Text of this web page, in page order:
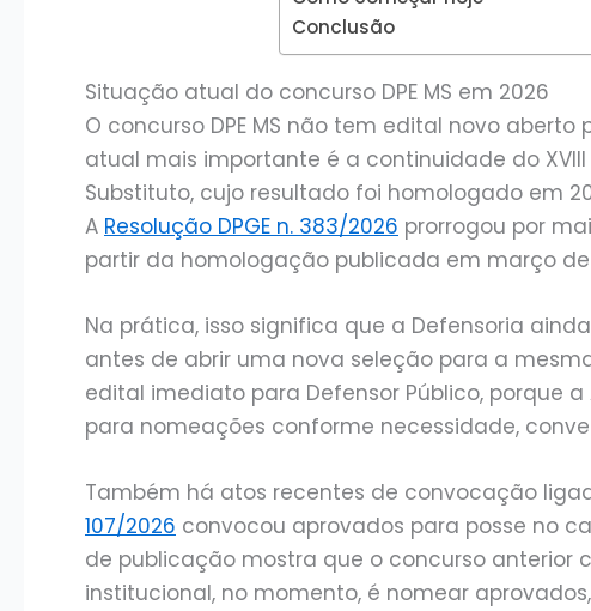
Conclusão
Situação atual do concurso DPE MS em 2026
O concurso DPE MS não tem edital novo
atual mais importante é a continuidade do
Substituto, cujo resultado foi homologado em
A Resolução DPGE n. 383/2026 prorrogou por
partir da homologação publicada em março de
Na prática, isso significa que a Defensoria
antes de abrir uma nova seleção para a
edital imediato para Defensor Público, porque
para nomeações conforme necessidade,
Também há atos recentes de convocação
107/2026 convocou aprovados para posse no
de publicação mostra que o concurso anterior
institucional, no momento, é nomear